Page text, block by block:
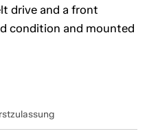
drive and a front
condition and mounted